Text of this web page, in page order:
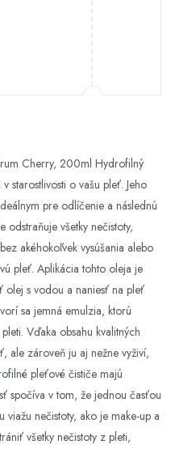
Cherry, 200ml Hydrofilný
starostlivosti o vašu pleť. Jeho
pre odlíčenie a následnú
odstraňuje všetky nečistoty,
akéhokoľvek vysúšania alebo
pleť. Aplikácia tohto oleja je
olej s vodou a naniesť na pleť
sa jemná emulzia, ktorú
Vďaka obsahu kvalitných
ale zároveň ju aj nežne vyživí,
pleťové čističe majú
spočíva v tom, že jednou časťou
nečistoty, ako je make-up a
všetky nečistoty z pleti,